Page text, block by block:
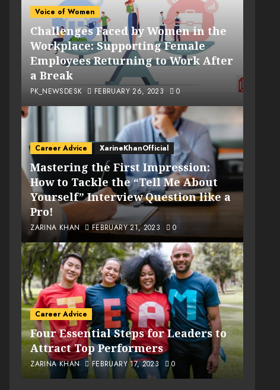
Voice of Women
Challenges Faced by Women in the
Workplace: Supporting Female
Employees Returning to Work After
a Break
PK_NEWSDESK FEBRUARY 26, 2023 0
Career Advice XarineKhanOfficial
Mastering the First Impression:
How to Tackle the “Tell Me About
Yourself” Interview Question like a
Pro!
ZARINA KHAN FEBRUARY 21, 2023 0
Career Advice
Four Essential Steps for Leaders to
Attract Top Performers
ZARINA KHAN FEBRUARY 17, 2023 0